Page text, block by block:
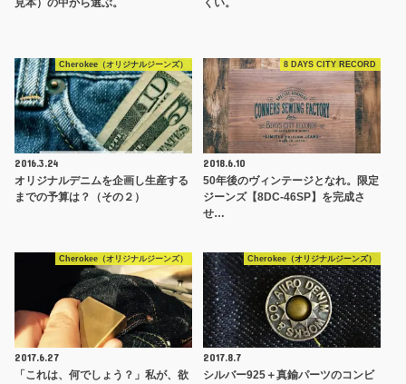
見本）の中から選ぶ。 くい。
Cherokee（オリジナルジーンズ）
2016.3.24
オリジナルデニムを企画し生産する
までの予算は？（その２）
8 DAYS CITY RECORD
2018.6.10
50年後のヴィンテージとなれ。限定
ジーンズ【8DC-46SP】を完成さ
せ…
Cherokee（オリジナルジーンズ）
2017.6.27
「これは、何でしょう？」私が、欲
Cherokee（オリジナルジーンズ）
2017.8.7
シルバー925＋真鍮パーツのコンビ